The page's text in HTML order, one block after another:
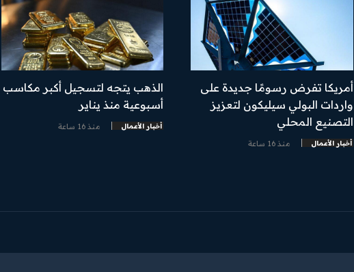
أمريكا تفرض رسومًا جديدة على
واردات البولي سيليكون لتعزيز
التصنيع المحلي
أخبار الأعمال منذ 16 ساعة
الذهب يتجه لتسجيل أكبر مكاسب
أسبوعية منذ يناير
أخبار الأعمال منذ 16 ساعة